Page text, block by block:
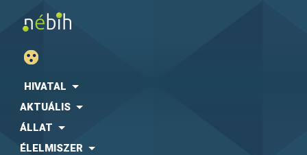
HIVATAL
AKTUÁLIS
ÁLLAT
ÉLELMISZER